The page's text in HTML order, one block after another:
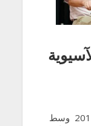
تباين تداولات الاسهم الاسيوية 08-11-2019 وسط